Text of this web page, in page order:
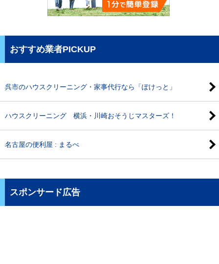
おすすめ業者PICKUP
呉市のハウスクリーニング・家事代行なら「ぽけっと」
ハウスクリーニング 横浜・川崎おそうじマスターズ！
名古屋の便利屋 : まるべ
スポンサード広告